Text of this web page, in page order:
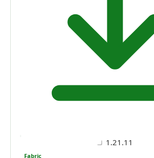
1.21.11
Fabric